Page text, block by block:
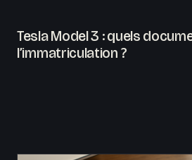
Tesla Model 3 : quels
l’immatriculation ?